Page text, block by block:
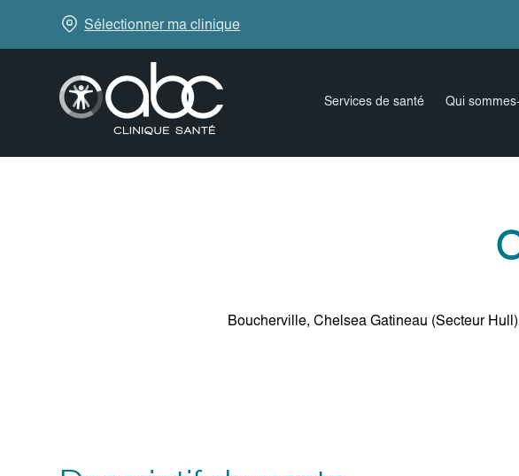
Sélectionner ma clinique
Services de santé Qui
Boucherville, Chelsea Gatineau (Secteur